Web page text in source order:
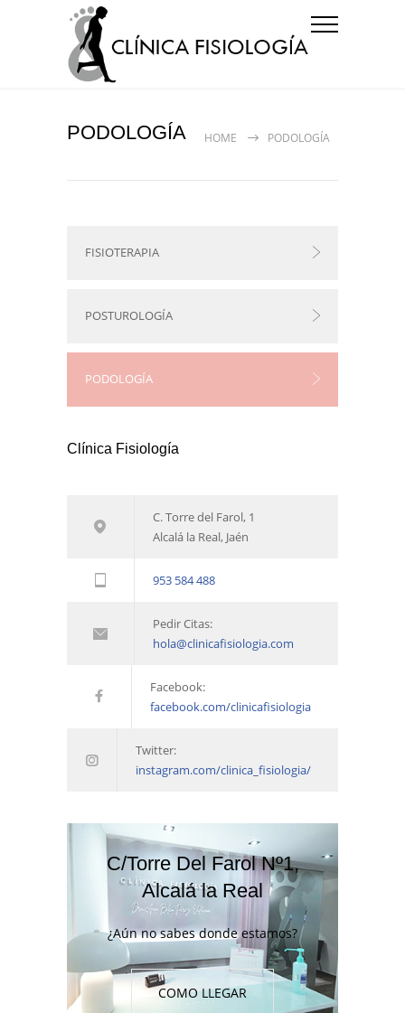
PODOLOGÍA HOME PODOLOGÍA
FISIOTERAPIA
POSTUROLOGÍA
PODOLOGÍA
Clínica Fisiología
C. Torre del Farol, 1
Alcalá la Real, Jaén
953 584 488
Pedir Citas:
hola@clinicafisiologia.com
Facebook:
facebook.com/clinicafisiologia
Twitter:
instagram.com/clinica_fisiologia/
C/Torre Del Farol Nº1,
Alcalá la Real
¿Aún no sabes donde estamos?
COMO LLEGAR